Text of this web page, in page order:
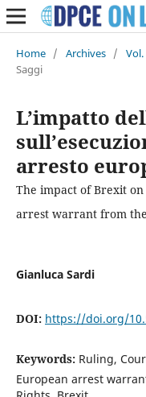
Home / Archives / Vol.
Saggi
L’impatto
arresto
The impact of Brexit
arrest warrant from
Gianluca Sardi
DOI: https://doi.org/
Keywords: Ruling,
European arrest